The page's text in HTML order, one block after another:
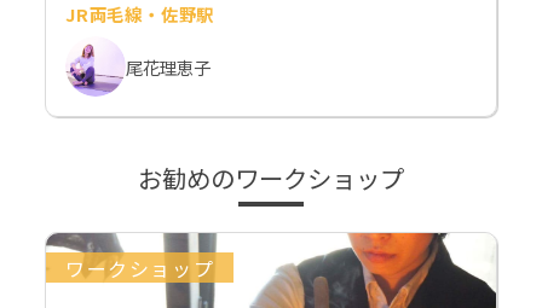
JR両毛線・佐野駅
尾花理恵子
お勧めのワークショップ
ワークショップ